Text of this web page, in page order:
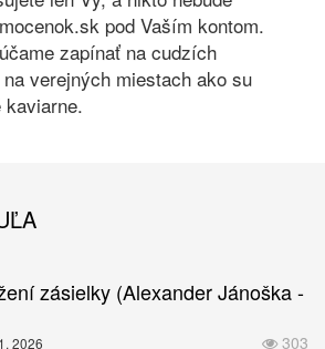
pod Vaším kontom.
zapínať na cudzích
verejných miestach ako su
kaviarne.
zásielky (Alexander Jánoška -
303
2026